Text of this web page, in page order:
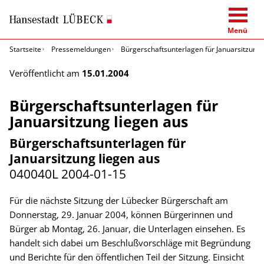
Menü
Startseite
Pressemeldungen Bürgerschaftsunterlagen für Januarsitzung
Veröffentlicht am 15.01.2004
Bürgerschaftsunterlagen für
Januarsitzung liegen aus
Bürgerschaftsunterlagen für
Januarsitzung liegen aus
040040L 2004-01-15
Für die nächste Sitzung der Lübecker Bürgerschaft am
Donnerstag, 29. Januar 2004, können Bürgerinnen und
Bürger ab Montag, 26. Januar, die Unterlagen einsehen. Es
handelt sich dabei um Beschlußvorschläge mit Begründung
und Berichte für den öffentlichen Teil der Sitzung. Einsicht